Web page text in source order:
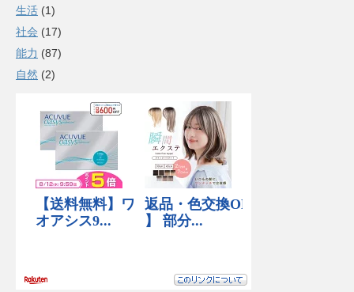
生活 (1)
社会 (17)
能力 (87)
自然 (2)